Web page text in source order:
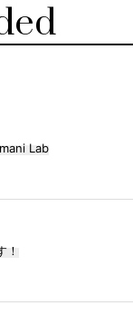
Lab
！